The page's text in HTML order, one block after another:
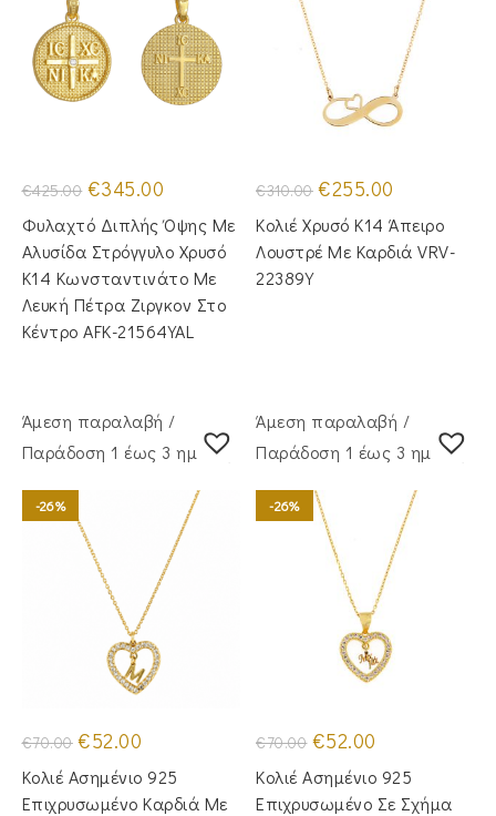
€425.00 Original
price
was:
€425.00.
€345.00
τιμή
είναι:
€345.00.
Φυλαχτό Διπλής Όψης Με
Αλυσίδα Στρόγγυλο Χρυσό
Κ14 Κωνσταντινάτο Με
Λευκή Πέτρα Ζιργκον Στο
Κέντρο AFK-21564YAL
€310.00 Original
price
was:
€310.00.
€255.00
τιμή
είναι:
€255.00.
Κολιέ Χρυσό Κ14 Άπειρο
Λουστρέ Με Καρδιά VRV-
22389Y
Άμεση παραλαβή /
Παράδoση 1 έως 3 ημέρες
-26%
€70.00 Original
price
€70.00.
€52.00
τιμή
είναι:
€52.00.
Κολιέ Ασημένιο 925
Επιχρυσωμένο Καρδιά Με
Άμεση παραλαβή /
Παράδoση 1 έως 3 ημέρες
-26%
€70.00 Original
price
€70.00.
€52.00
τιμή
είναι:
€52.00.
Κολιέ Ασημένιο 925
Επιχρυσωμένο Σε Σχήμα